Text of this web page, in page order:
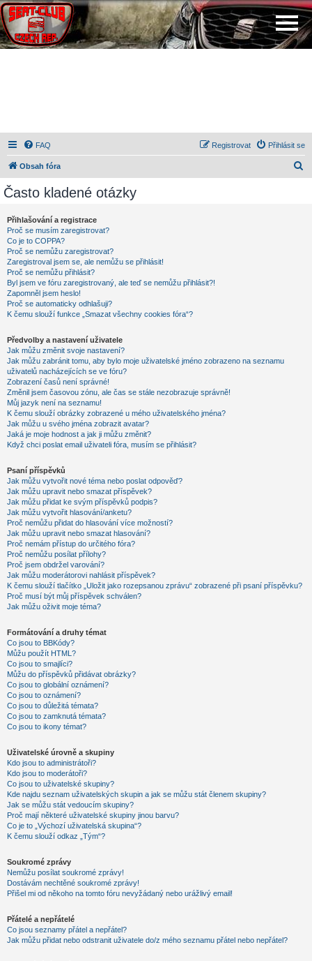
FAQ Přihlásit se
Registrovat
Obsah fóra
Často kladené otázky
Přihlašování a registrace
Proč se musím zaregistrovat?
Co je to COPPA?
Proč se nemůžu zaregistrovat?
Zaregistroval jsem se, ale nemůžu se přihlásit!
Proč se nemůžu přihlásit?
Byl jsem ve fóru zaregistrovaný, ale teď se nemůžu přihlásit?!
Zapomněl jsem heslo!
Proč se automaticky odhlašuji?
K čemu slouží funkce „Smazat všechny cookies fóra“?
Předvolby a nastavení uživatele
Jak můžu změnit svoje nastavení?
Jak můžu zabránit tomu, aby bylo moje uživatelské jméno zobrazeno na seznamu
uživatelů nacházejících se ve fóru?
Zobrazení časů není správné!
Změnil jsem časovou zónu, ale čas se stále nezobrazuje správně!
Můj jazyk není na seznamu!
K čemu slouží obrázky zobrazené u mého uživatelského jména?
Jak můžu u svého jména zobrazit avatar?
Jaká je moje hodnost a jak ji můžu změnit?
Když chci poslat email uživateli fóra, musím se přihlásit?
Psaní příspěvků
Jak můžu vytvořit nové téma nebo poslat odpověď?
Jak můžu upravit nebo smazat příspěvek?
Jak můžu přidat ke svým příspěvků podpis?
Jak můžu vytvořit hlasování/anketu?
Proč nemůžu přidat do hlasování více možností?
Jak můžu upravit nebo smazat hlasování?
Proč nemám přístup do určitého fóra?
Proč nemůžu posílat přílohy?
Proč jsem obdržel varování?
Jak můžu moderátorovi nahlásit příspěvek?
K čemu slouží tlačítko „Uložit jako rozepsanou zprávu“ zobrazené při psaní příspěvku?
Proč musí být můj příspěvek schválen?
Jak můžu oživit moje téma?
Formátování a druhy témat
Co jsou to BBKódy?
Můžu použít HTML?
Co jsou to smajlíci?
Můžu do příspěvků přidávat obrázky?
Co jsou to globální oznámení?
Co jsou to oznámení?
Co jsou to důležitá témata?
Co jsou to zamknutá témata?
Co jsou to ikony témat?
Uživatelské úrovně a skupiny
Kdo jsou to administrátoři?
Kdo jsou to moderátoři?
Co jsou to uživatelské skupiny?
Kde najdu seznam uživatelských skupin a jak se můžu stát členem skupiny?
Jak se můžu stát vedoucím skupiny?
Proč mají některé uživatelské skupiny jinou barvu?
Co je to „Výchozí uživatelská skupina“?
K čemu slouží odkaz „Tým“?
Soukromé zprávy
Nemůžu posílat soukromé zprávy!
Dostávám nechtěné soukromé zprávy!
Přišel mi od někoho na tomto fóru nevyžádaný nebo urážlivý email!
Přátelé a nepřátelé
Co jsou seznamy přátel a nepřátel?
Jak můžu přidat nebo odstranit uživatele do/z mého seznamu přátel nebo nepřátel?